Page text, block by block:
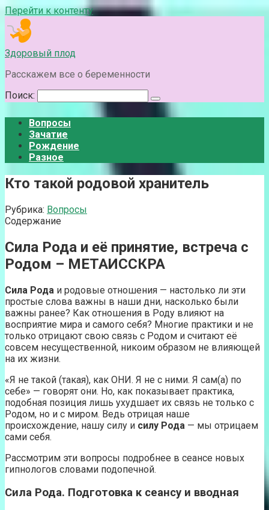
Перейти к контенту
Здоровый плод
Расскажем все о беременности
Поиск:
Вопросы
Зачатие
Рождение
Разное
Кто такой родовой хранитель
Рубрика: Вопросы
Содержание
Сила Рода и её принятие, встреча с
Родом – МЕТАИССКРА
Сила Рода и родовые отношения — настолько ли эти
простые слова важны в наши дни, насколько были
важны ранее? Как отношения в Роду влияют на
восприятие мира и самого себя? Многие практики и не
только отрицают свою связь с Родом и считают её
совсем несущественной, никоим образом не влияющей
на их жизни.
«Я не такой (такая), как ОНИ. Я не с ними. Я сам(а) по
себе» — говорят они. Но, как показывает практика,
подобная позиция лишь ухудшает их связь не только с
Родом, но и с миром. Ведь отрицая наше
происхождение, нашу силу и силу Рода — мы отрицаем
сами себя.
Рассмотрим эти вопросы подробнее в сеансе новых
гипнологов словами подопечной.
Сила Рода. Подготовка к сеансу и вводная